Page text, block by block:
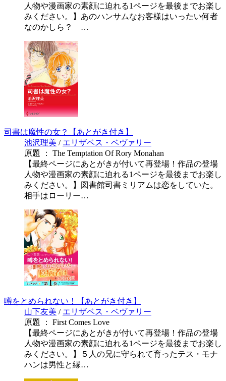
人物や漫画家の素顔に迫れる1ページを最後までお楽し
みください。】あのハンサムなお客様はいったい何者
なのかしら？ …
司書は魔性の女？【あとがき付き】
池沢理美 / エリザベス・ベヴァリー
原題 ： The Temptation Of Rory Monahan
【最終ページにあとがきが付いて再登場！作品の登場
人物や漫画家の素顔に迫れる1ページを最後までお楽し
みください。】図書館司書ミリアムは恋をしていた。
相手はローリー…
噂をとめられない！【あとがき付き】
山下友美 / エリザベス・ベヴァリー
原題 ： First Comes Love
【最終ページにあとがきが付いて再登場！作品の登場
人物や漫画家の素顔に迫れる1ページを最後までお楽し
みください。】５人の兄に守られて育ったテス・モナ
ハンは男性と縁…